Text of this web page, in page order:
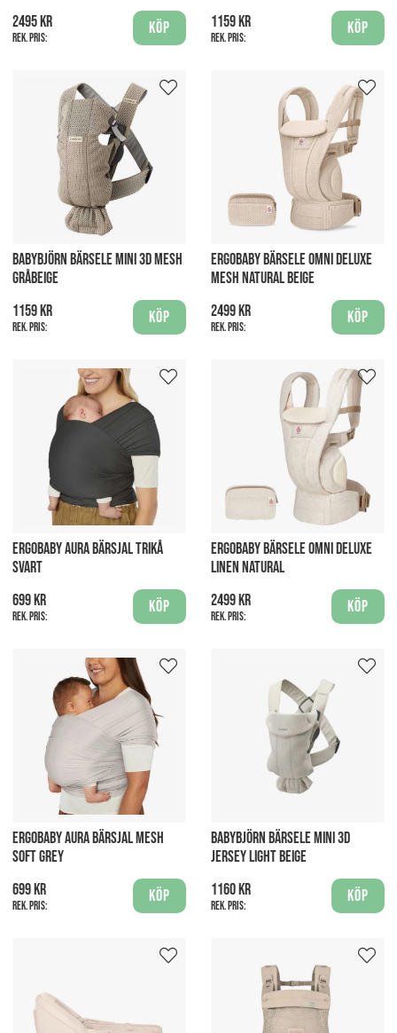
2495 kr
Rek. pris:
Köp
1159 kr
Rek. pris:
Köp
BABYBJÖRN BÄRSELE MINI 3D MESH
GRÅBEIGE
1159 kr
Rek. pris:
Köp
ERGOBABY BÄRSELE OMNI DELUXE
MESH NATURAL BEIGE
2499 kr
Rek. pris:
Köp
ERGOBABY AURA BÄRSJAL TRIKÅ
SVART
699 kr
Rek. pris:
Köp
ERGOBABY BÄRSELE OMNI DELUXE
LINEN NATURAL
2499 kr
Rek. pris:
Köp
ERGOBABY AURA BÄRSJAL MESH
SOFT GREY
699 kr
Rek. pris:
Köp
BABYBJÖRN BÄRSELE MINI 3D
JERSEY LIGHT BEIGE
1160 kr
Rek. pris:
Köp